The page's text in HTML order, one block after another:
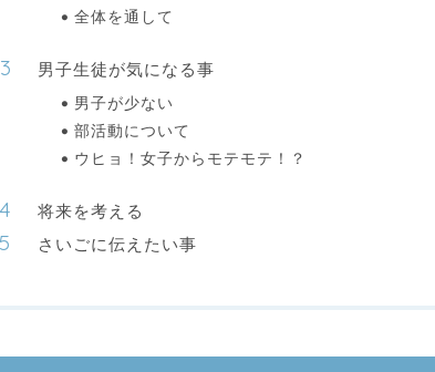
全体を通して
男子生徒が気になる事
男子が少ない
部活動について
ウヒョ！女子からモテモテ！？
将来を考える
さいごに伝えたい事